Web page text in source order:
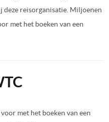
deze reisorganisatie. Miljoenen
met het boeken van een
met het boeken van een